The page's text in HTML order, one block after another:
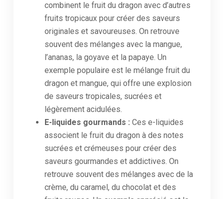
combinent le fruit du dragon avec d’autres
fruits tropicaux pour créer des saveurs
originales et savoureuses. On retrouve
souvent des mélanges avec la mangue,
l’ananas, la goyave et la papaye. Un
exemple populaire est le mélange fruit du
dragon et mangue, qui offre une explosion
de saveurs tropicales, sucrées et
légèrement acidulées.
E-liquides gourmands : Ces e-liquides
associent le fruit du dragon à des notes
sucrées et crémeuses pour créer des
saveurs gourmandes et addictives. On
retrouve souvent des mélanges avec de la
crème, du caramel, du chocolat et des